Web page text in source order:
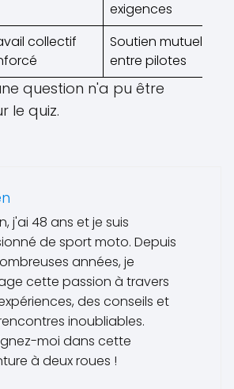
exigences
collectif
Soutien mutuel
entre pilotes
question n'a pu être
le quiz.
j'ai 48 ans et je suis
de sport moto. Depuis
années, je
cette passion à travers
des conseils et
inoubliables.
moi dans cette
à deux roues !